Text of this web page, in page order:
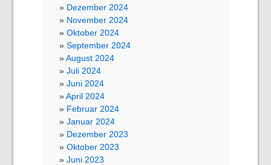
Dezember 2024
November 2024
Oktober 2024
September 2024
August 2024
Juli 2024
Juni 2024
April 2024
Februar 2024
Januar 2024
Dezember 2023
Oktober 2023
Juni 2023